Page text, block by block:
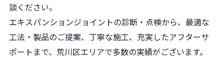
談ください。
エキスパンションジョイントの診断・点検から、最適な
工法・製品のご提案、丁寧な施工、充実したアフターサ
ポートまで、荒川区エリアで多数の実績がございます。